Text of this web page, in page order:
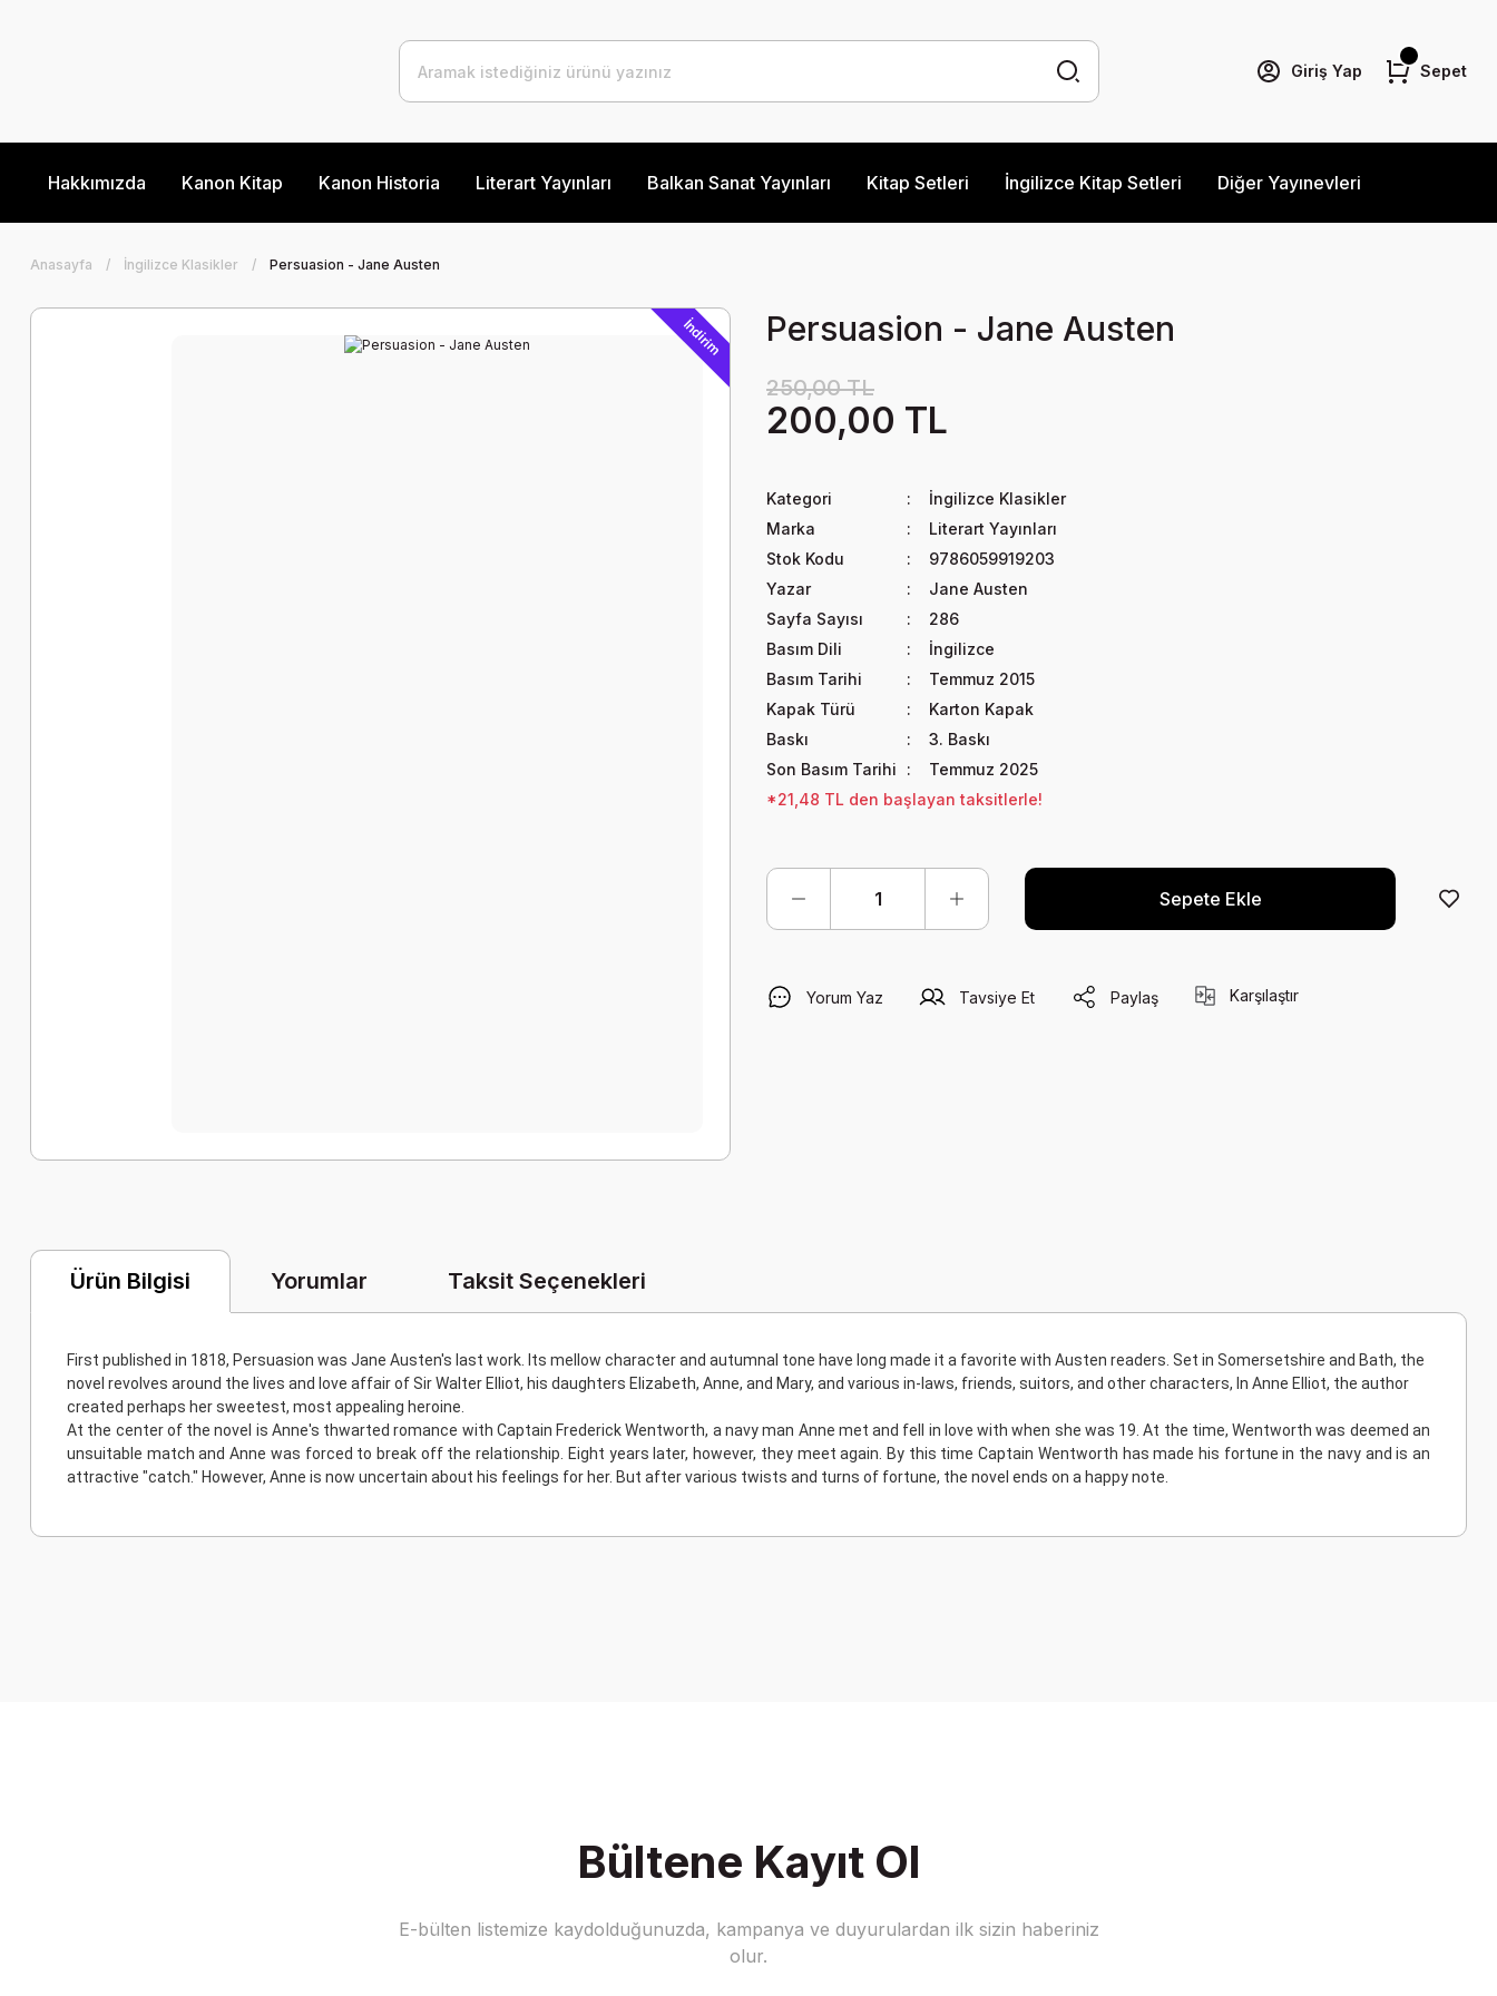
Giriş Yap Sepet
Hakkımızda Kanon Kitap Kanon Historia Literart Yayınları Balkan Sanat Yayınları Kitap Setleri İngilizce Kitap Setleri Diğer Yayınevleri
Anasayfa İngilizce Klasikler Persuasion - Jane Austen
İndirim Persuasion - Jane Austen
250,00 TL
200,00 TL
Kategori
İngilizce Klasikler
Marka
Literart Yayınları
Stok Kodu
9786059919203
Yazar
Jane Austen
Sayfa Sayısı
286
Basım Dili
İngilizce
Basım Tarihi
Temmuz 2015
Kapak Türü
Karton Kapak
Baskı
3. Baskı
Son Basım Tarihi
Temmuz 2025
*21,48 TL den başlayan taksitlerle!
Sepete Ekle
Yorum Yaz Tavsiye Et Paylaş Karşılaştır
Ürün Bilgisi Yorumlar Taksit Seçenekleri
First published in 1818, Persuasion was Jane Austen's last work. Its mellow character and autumnal tone have long made it a favorite with Austen readers. Set in Somersetshire and Bath, the
novel revolves around the lives and love affair of Sir Walter Elliot, his daughters Elizabeth, Anne, and Mary, and various in-laws, friends, suitors, and other characters, In Anne Elliot, the author
created perhaps her sweetest, most appealing heroine.
At the center of the novel is Anne's thwarted romance with Captain Frederick Wentworth, a navy man Anne met and fell in love with when she was 19. At the time, Wentworth was deemed an
unsuitable match and Anne was forced to break off the relationship. Eight years later, however, they meet again. By this time Captain Wentworth has made his fortune in the navy and is an
attractive "catch." However, Anne is now uncertain about his feelings for her. But after various twists and turns of fortune, the novel ends on a happy note.
Bültene Kayıt Ol
E-bülten listemize kaydolduğunuzda, kampanya ve duyurulardan ilk sizin haberiniz
olur.